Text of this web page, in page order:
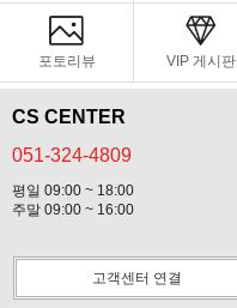
포토리뷰 VIP 게시판
CS CENTER
051-324-4809
평일 09:00 ~ 18:00
주말 09:00 ~ 16:00
고객센터 연결